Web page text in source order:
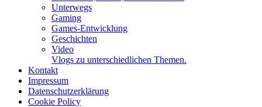
Unterwegs
Gaming
Games-Entwicklung
Geschichten
Video
Vlogs zu unterschiedlichen Themen.
Kontakt
Impressum
Datenschutzerklärung
Cookie Policy